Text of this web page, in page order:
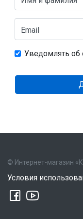
Email
Уведомлять об
© Интернет-магазин
Условия